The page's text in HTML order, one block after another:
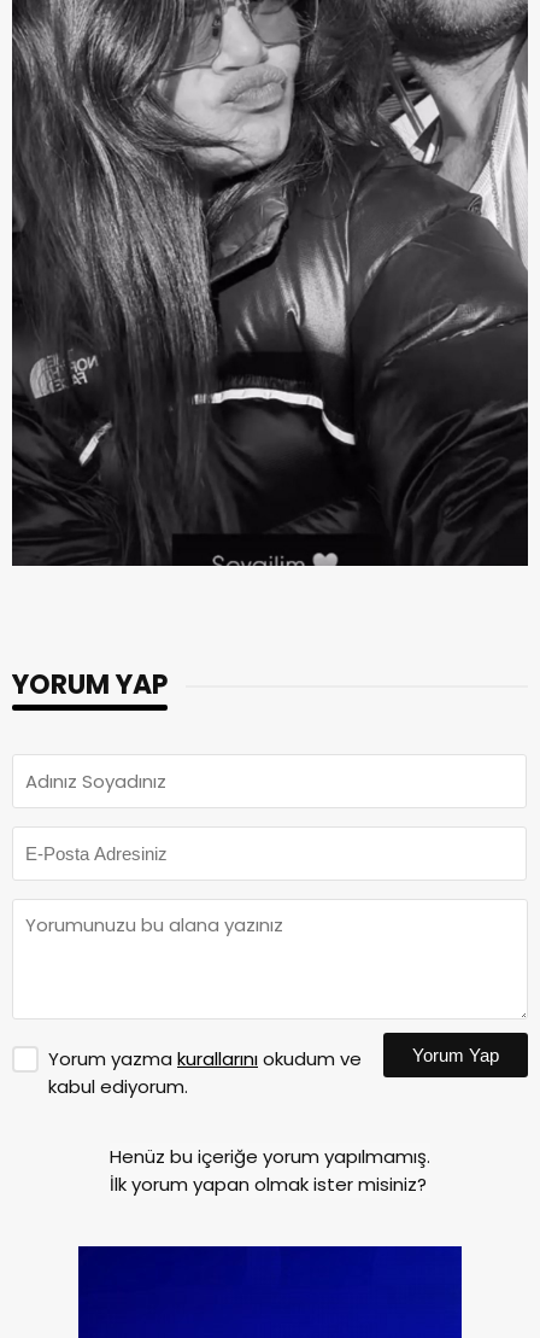
YORUM YAP
Yorum yazma kurallarınıokudum ve
kabul ediyorum.
Yorum Yap
Henüz bu içeriğe yorum yapılmamış.
İlk yorum yapan olmak ister misiniz?